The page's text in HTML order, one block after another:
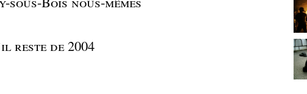
reste de 2004